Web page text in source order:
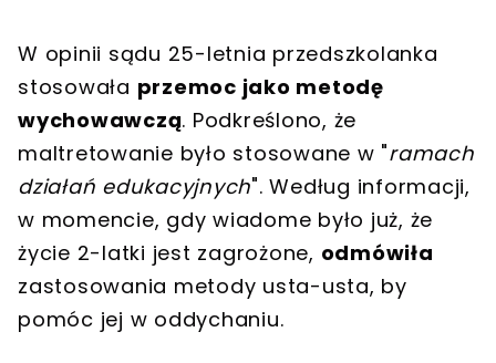
W opinii sądu 25-letnia przedszkolanka
stosowała przemoc jako metodę
wychowawczą. Podkreślono, że
maltretowanie było stosowane w "ramach
działań edukacyjnych". Według informacji,
w momencie, gdy wiadome było już, że
życie 2-latki jest zagrożone, odmówiła
zastosowania metody usta-usta, by
pomóc jej w oddychaniu.